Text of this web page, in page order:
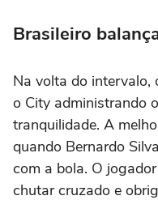
Brasileiro
Na volta do intervalo,
o City administrando
tranquilidade. A
quando Bernardo
com a bola. O
chutar cruzado e